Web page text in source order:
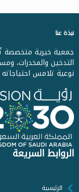
نبذة عنا
جمعية خيرية متخصصة
التدخين والمخدرات،
نوعية تلامس
الروابط السريعة
الرئيسية